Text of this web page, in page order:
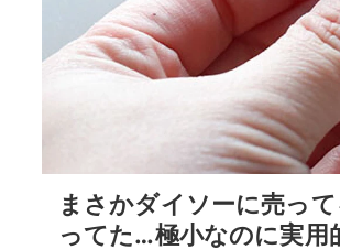
まさかダイソーに売っ
ってた…極小なのに実用